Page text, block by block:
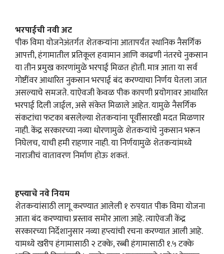
भरपाईची नवी अट
पीक विमा योजनेअंतर्गत शेतकऱ्यांना आतापर्यंत स्थानिक नैसर्गिक
आपत्ती, हंगामातील प्रतिकूल हवामान आणि काढणी नंतरचे नुकसान
या तीन प्रमुख कारणांमुळे भरपाई मिळत होती. मात्र आता या सर्व
गोष्टींवर आधारित नुकसान भरपाई बंद करण्याचा निर्णय घेतला जात
असल्याचे समजते. याऐवजी केवळ पीक कापणी प्रयोगावर आधारित
भरपाई दिली जाईल, असे संकेत मिळाले आहेत. यामुळे नैसर्गिक
संकटांचा फटका बसलेल्या शेतकऱ्यांना पूर्वीसारखी मदत मिळणार
नाही. केंद्र सरकारच्या नव्या धोरणामुळे शेतकऱ्यांचे नुकसान भरून
निघेलच, याची हमी राहणार नाही. या निर्णयामुळे शेतकऱ्यांमध्ये
नाराजीचं वातावरण निर्माण होऊ शकतं.
हप्त्याचे नवे नियम
शेतकऱ्यांसाठी लागू करण्यात आलेली १ रुपयात पीक विमा योजना
आता बंद करण्याचा प्रस्ताव समोर आला आहे. त्याऐवजी केंद्र
सरकारच्या निर्देशानुसार नव्या हप्त्यांची रचना करण्यात आली आहे.
यामध्ये खरीप हंगामासाठी २ टक्के, रब्बी हंगामासाठी १.५ टक्के